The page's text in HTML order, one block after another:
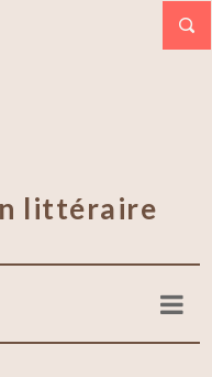
littéraire